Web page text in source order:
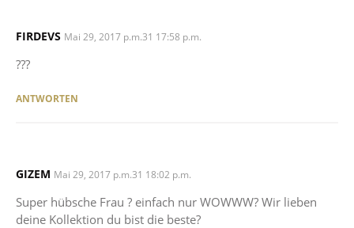
FIRDEVS SAYS:
Mai 29, 2017 p.m.31 17:58 p.m.
???
ANTWORTEN
GIZEM SAYS:
Mai 29, 2017 p.m.31 18:02 p.m.
Super hübsche Frau ? einfach nur WOWWW? Wir lieben
deine Kollektion du bist die beste?